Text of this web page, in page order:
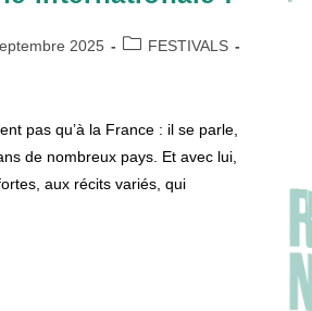
2025
PostFESTIVALS
pas qu’à la France : il se parle,
de nombreux pays. Et avec lui,
aux récits variés, qui